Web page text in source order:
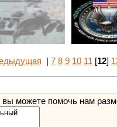
7 8 9 10 11 [12]
можете помочь нам